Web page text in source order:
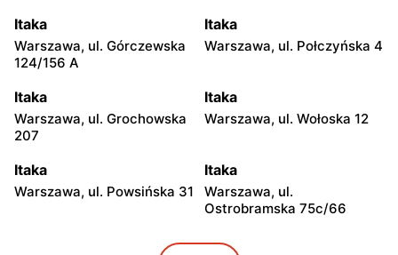
Itaka
Warszawa, ul. Górczewska
124/156 A
Itaka
Warszawa, ul. Połczyńska 4
Itaka
Warszawa, ul. Grochowska
207
Itaka
Warszawa, ul. Wołoska 12
Itaka
Warszawa, ul. Powsińska 31
Itaka
Warszawa, ul.
Ostrobramska 75c/66
Itaka